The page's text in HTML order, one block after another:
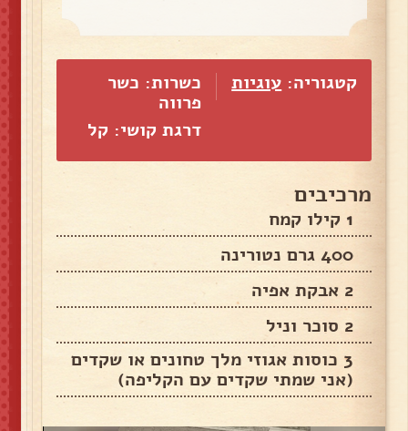
קטגוריה: עוגיות
כשרות: כשר
פרווה
דרגת קושי: קל
מרכיבים
1 קילו קמח
400 גרם נטורינה
2 אבקת אפיה
2 סוכר וניל
3 כוסות אגוזי מלך טחונים או שקדים
(אני שמתי שקדים עם הקליפה)